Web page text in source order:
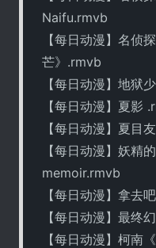
Naifu.rmvb
【每日动漫】名侦
芒》.rmvb
【每日动漫】地狱
【每日动漫】夏影
【每日动漫】夏目
【每日动漫】妖精
memoir.rmvb
【每日动漫】拿去
【每日动漫】最终
【每日动漫】柯南